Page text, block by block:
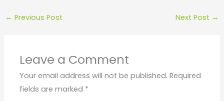
← Previous Post Next Post →
Leave a Comment
Your email address will not be published. Required
fields are marked *